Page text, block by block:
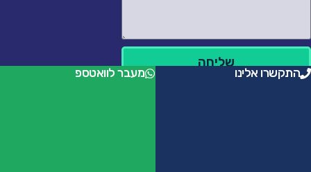
שליחה
התקשרו אלינו מעבר לוואטספ